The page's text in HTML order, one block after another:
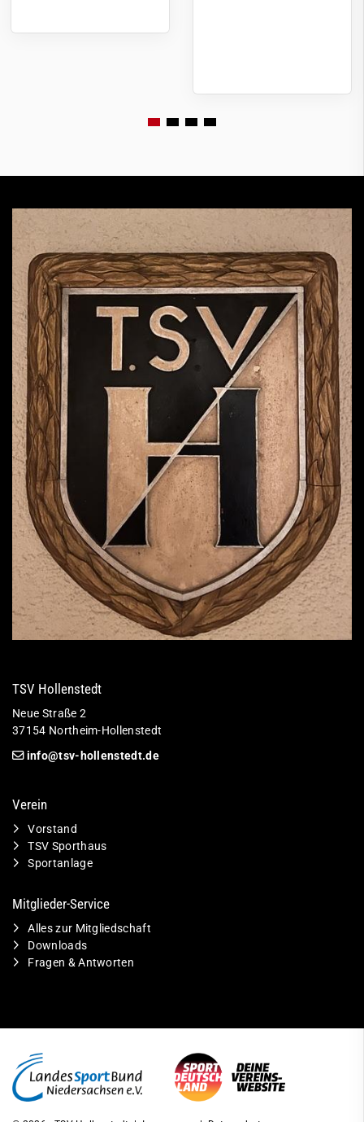
TSV Hollenstedt
Neue Straße 2
37154 Northeim-Hollenstedt
info@tsv-hollenstedt.de
Verein
Vorstand
TSV Sporthaus
Sportanlage
Mitglieder-Service
Alles zur Mitgliedschaft
Downloads
Fragen & Antworten